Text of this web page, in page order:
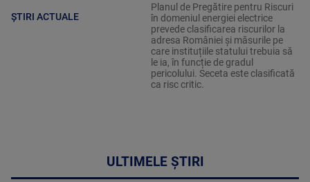
ȘTIRI ACTUALE
Planul de Pregătire pentru Riscuri
în domeniul energiei electrice
prevede clasificarea riscurilor la
adresa României și măsurile pe
care instituțiile statului trebuia să
le ia, în funcție de gradul
pericolului. Seceta este clasificată
ca risc critic.
ULTIMELE ȘTIRI